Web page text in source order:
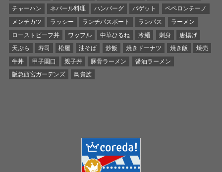
チャーハン
ネパール料理 ハンバーグ バゲット
ペペロンチーノ
メンチカツ
ラッシー ランチパスポート ランパス
ラーメン
ローストビーフ丼
ワッフル 中華ひるね 冷麺 刺身
唐揚げ
天ぷら
寿司 松屋 油そば 炒飯 焼きドーナツ 焼き飯
焼売
牛丼
甲子園口 親子丼 豚骨ラーメン
醤油ラーメン
阪急西宮ガーデンズ
鳥貴族